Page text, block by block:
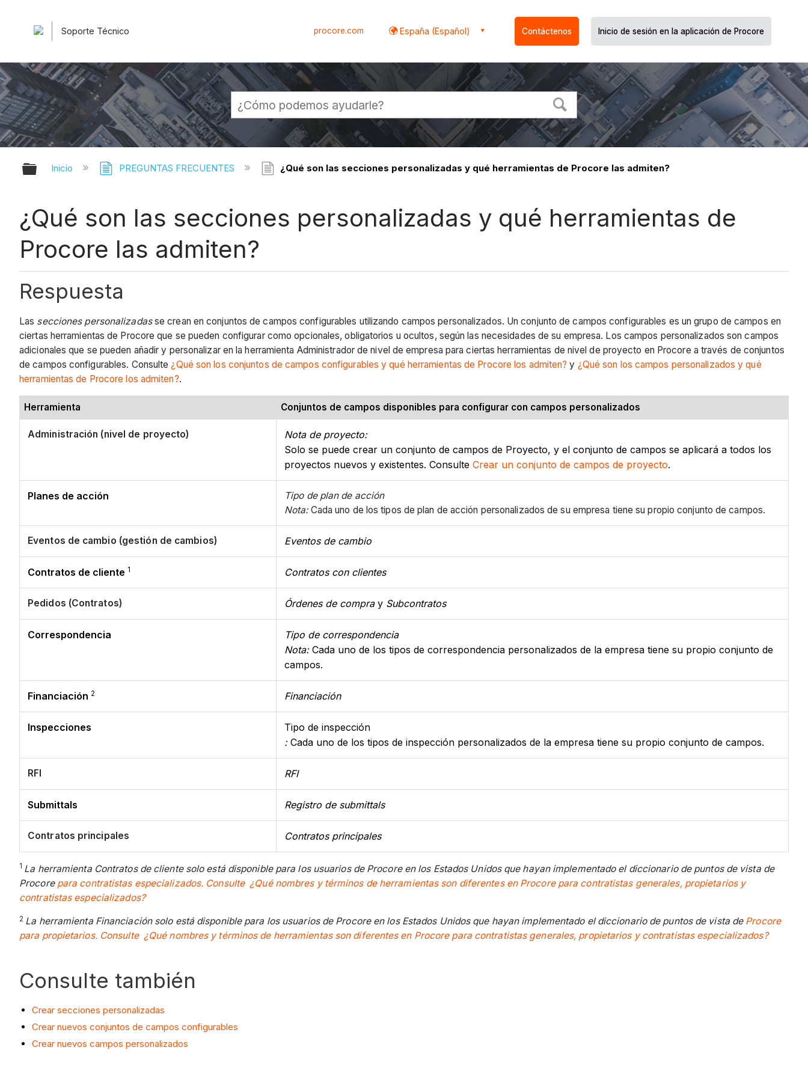
Soporte Técnico procore.com España (Español) Contáctenos Inicio de sesión en la aplicación de Procore
Expandir/contraer jerarquía global
Inicio PREGUNTAS FRECUENTES ¿Qué son las secciones personalizadas y qué herramientas de Procore las admiten?
¿Qué son las secciones personalizadas y qué herramientas de
Procore las admiten?
Respuesta
Las secciones personalizadasse crean en conjuntos de campos configurables utilizando campos personalizados. Un conjunto de campos configurables es un grupo de campos en
ciertas herramientas de Procore que se pueden configurar como opcionales, obligatorios u ocultos, según las necesidades de su empresa. Los campos personalizados son campos
adicionales que se pueden añadir y personalizar en la herramienta Administrador de nivel de empresa para ciertas herramientas de nivel de proyecto en Procore a través de conjuntos
de campos configurables. Consulte¿Qué son los conjuntos de campos configurables y qué herramientas de Procore los admiten? y ¿Qué son los campos personalizados y qué
herramientas de Procore los admiten?.
Herramienta Conjuntos de campos disponibles para configurar con campos personalizados
Administración (nivel de proyecto)
Nota de proyecto:
Solo se puede crear un conjunto de campos de Proyecto, y el conjunto de campos se aplicará a todos los
proyectos nuevos y existentes. Consulte Crear un conjunto de campos de proyecto.
Planes de acción
Tipo de plan de acción
Nota: Cada uno de los tipos de plan de acción personalizados de su empresa tiene su propio conjunto de campos.
Eventos de cambio (gestión de cambios) Eventos de cambio
Contratos de cliente 1 Contratos con clientes
Pedidos (Contratos) Órdenes de compray Subcontratos
Correspondencia
Tipo de correspondencia
Nota: Cada uno de los tipos de correspondencia personalizados de la empresa tiene su propio conjunto de
campos.
Financiación 2 Financiación
Inspecciones
Tipo de inspección
:Cada uno de los tipos de inspección personalizados de la empresa tiene su propio conjunto de campos.
RFI RFI
Submittals Registro de submittals
Contratos principales Contratos principales
1 La herramienta Contratos de cliente solo está disponible para los usuarios de Procore en los Estados Unidos que hayan implementado el diccionario de puntos de vista de
Procore para contratistas especializados. Consulte ¿Qué nombres y términos de herramientas son diferentes en Procore para contratistas generales, propietarios y
contratistas especializados?
2 La herramienta Financiación solo está disponible para los usuarios de Procore en los Estados Unidos que hayan implementado el diccionario de puntos de vista de Procore
para propietarios. Consulte ¿Qué nombres y términos de herramientas son diferentes en Procore para contratistas generales, propietarios y contratistas especializados?
Consulte también
Crear secciones personalizadas
Crear nuevos conjuntos de campos configurables
Crear nuevos campos personalizados